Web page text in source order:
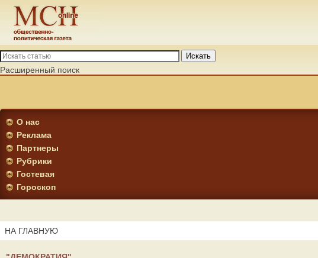
Искать
Расширенный поиск
О нас
Реклама
Партнеры
Рубрики
Гостевая
Гороскоп
НА ГЛАВНУЮ